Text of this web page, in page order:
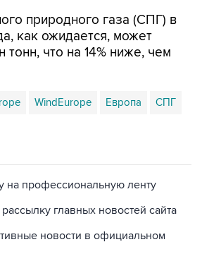
природного газа (СПГ) в
как ожидается, может
тонн, что на 14% ниже, чем
WindEurope Европа СПГ
на профессиональную ленту
главных новостей сайта
новости в официальном